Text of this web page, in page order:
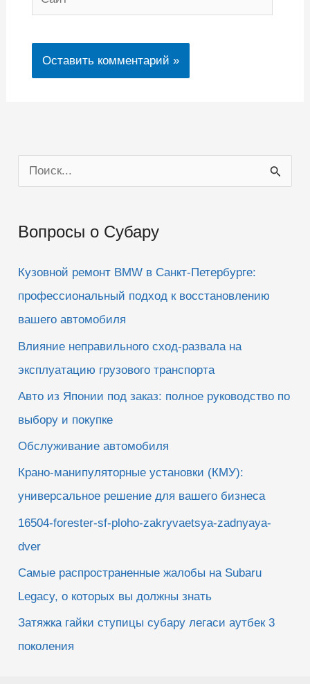
о
с
Вопросы о Субару
Кузовной ремонт BMW в Санкт-Петербурге:
профессиональный подход к восстановлению
вашего автомобиля
Влияние неправильного сход-развала на
эксплуатацию грузового транспорта
Авто из Японии под заказ: полное руководство по
выбору и покупке
Обслуживание автомобиля
Крано-манипуляторные установки (КМУ):
универсальное решение для вашего бизнеса
16504-forester-sf-ploho-zakryvaetsya-zadnyaya-
dver
Самые распространенные жалобы на Subaru
Legacy, о которых вы должны знать
Затяжка гайки ступицы субару легаси аутбек 3
поколения